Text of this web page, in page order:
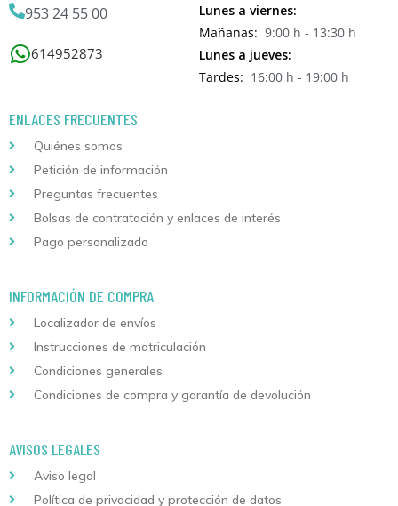
953 24 55 00
614952873
Lunes a viernes:
Mañanas: 9:00 h - 13:30 h
Lunes a jueves:
Tardes: 16:00 h - 19:00 h
ENLACES FRECUENTES
Quiénes somos
Petición de información
Preguntas frecuentes
Bolsas de contratación y enlaces de interés
Pago personalizado
INFORMACIÓN DE COMPRA
Localizador de envíos
Instrucciones de matriculación
Condiciones generales
Condiciones de compra y garantía de devolución
AVISOS LEGALES
Aviso legal
Política de privacidad y protección de datos